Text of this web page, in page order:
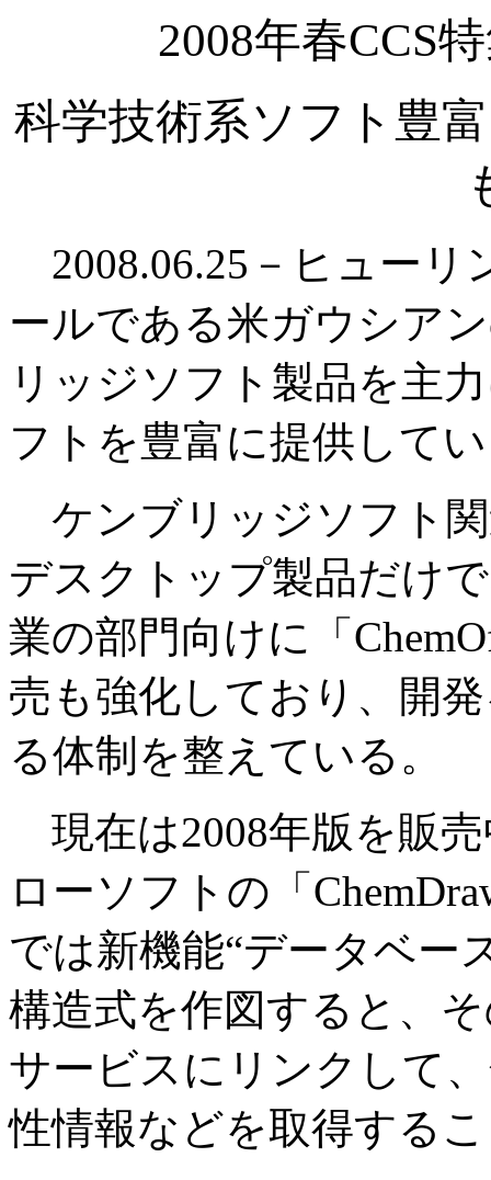
2008年春CCS
科学技術系ソフト豊
2008.06.25－ヒューリ
ールである米ガウシア
リッジソフト製品を主
フトを豊富に提供して
ケンブリッジソフト
デスクトップ製品だけ
業の部門向けに「
売も強化しており、開
る体制を整えている。
現在は2008年版を販
ローソフトの「
では新機能“データベー
構造式を作図すると、
サービスにリンクして
性情報などを取得する